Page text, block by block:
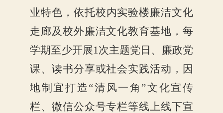
业特色， 依托校内实验楼廉洁文化
走廊及校外廉洁文化教育基地， 每
学期至少开展1次主题党日、廉政党
课、读书分享或社会实践活动，因
地制宜打造“清风一角”文化宣传
栏、微信公众号专栏等线上线下宣